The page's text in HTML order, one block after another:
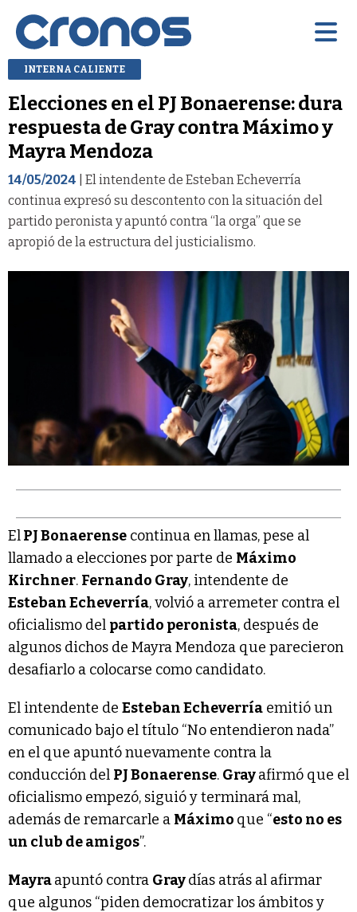
INTERNA CALIENTE
Elecciones en el PJ Bonaerense: dura
respuesta de Gray contra Máximo y
Mayra Mendoza
14/05/2024 | El intendente de Esteban Echeverría
continua expresó su descontento con la situación del
partido peronista y apuntó contra “la orga” que se
apropió de la estructura del justicialismo.
ElPJ Bonaerense continua en llamas, pese al
llamado a elecciones por parte de Máximo
Kirchner. Fernando Gray, intendente de
Esteban Echeverría, volvió a arremeter contra el
oficialismo del partido peronista, después de
algunos dichos de Mayra Mendoza que parecieron
desafiarlo a colocarse como candidato.
El intendente de Esteban Echeverría emitió un
comunicado bajo el título “No entendieron nada”
en el que apuntó nuevamente contra la
conducción del PJ Bonaerense. Grayafirmó que el
oficialismo empezó, siguió y terminará mal,
además de remarcarle a Máximo que “esto no es
un club de amigos”.
Mayraapuntó contra Graydías atrás al afirmar
que algunos “piden democratizar los ámbitos y